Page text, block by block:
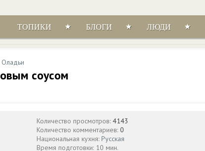
ТОПИКИ БЛОГИ ЛЮДИ
Оладьи
соусом
Количество просмотров: 4143
Количество комментариев: 0
Национальная кухня: Русская
Время подготовки: 10 мин.